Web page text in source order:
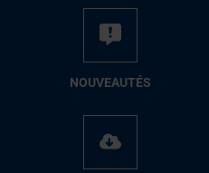
NOUVEAUTÉS